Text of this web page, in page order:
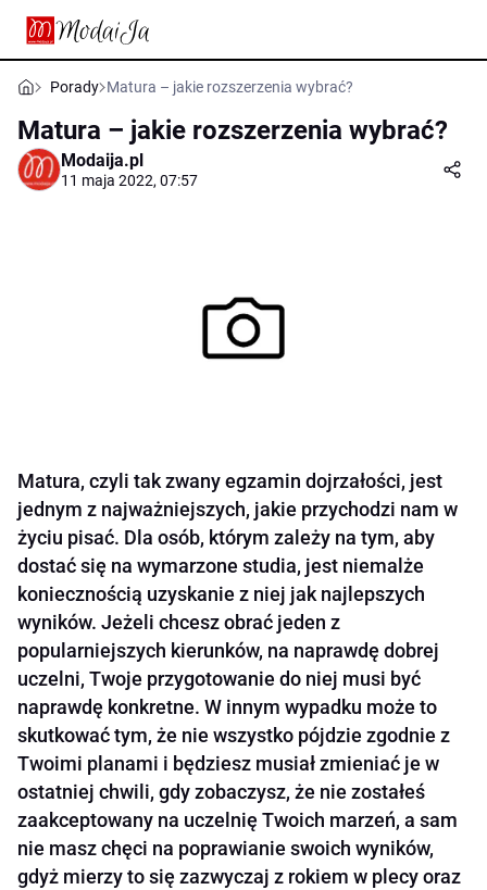
Porady Matura – jakie rozszerzenia wybrać?
Matura – jakie rozszerzenia wybrać?
Modaija.pl
11 maja 2022, 07:57
Matura, czyli tak zwany egzamin dojrzałości, jest
jednym z najważniejszych, jakie przychodzi nam w
życiu pisać. Dla osób, którym zależy na tym, aby
dostać się na wymarzone studia, jest niemalże
koniecznością uzyskanie z niej jak najlepszych
wyników. Jeżeli chcesz obrać jeden z
popularniejszych kierunków, na naprawdę dobrej
uczelni, Twoje przygotowanie do niej musi być
naprawdę konkretne. W innym wypadku może to
skutkować tym, że nie wszystko pójdzie zgodnie z
Twoimi planami i będziesz musiał zmieniać je w
ostatniej chwili, gdy zobaczysz, że nie zostałeś
zaakceptowany na uczelnię Twoich marzeń, a sam
nie masz chęci na poprawianie swoich wyników,
gdyż mierzy to się zazwyczaj z rokiem w plecy oraz